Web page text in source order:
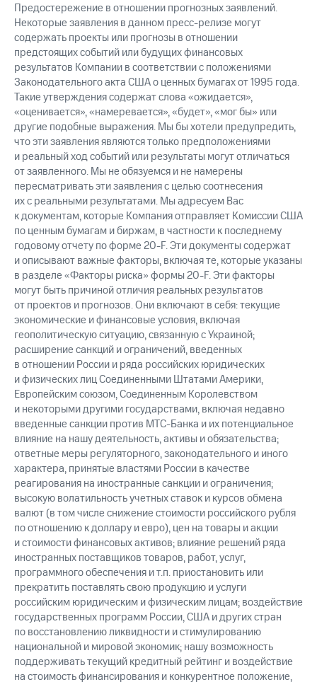
Предостережение в отношении прогнозных заявлений.
Некоторые заявления в данном пресс-релизе могут
содержать проекты или прогнозы в отношении
предстоящих событий или будущих финансовых
результатов Компании в соответствии с положениями
Законодательного акта США о ценных бумагах от 1995 года.
Такие утверждения содержат слова «ожидается»,
«оценивается», «намеревается», «будет», «мог бы» или
другие подобные выражения. Мы бы хотели предупредить,
что эти заявления являются только предположениями
и реальный ход событий или результаты могут отличаться
от заявленного. Мы не обязуемся и не намерены
пересматривать эти заявления с целью соотнесения
их с реальными результатами. Мы адресуем Вас
к документам, которые Компания отправляет Комиссии США
по ценным бумагам и биржам, в частности к последнему
годовому отчету по форме 20-F. Эти документы содержат
и описывают важные факторы, включая те, которые указаны
в разделе «Факторы риска» формы 20-F. Эти факторы
могут быть причиной отличия реальных результатов
от проектов и прогнозов. Они включают в себя: текущие
экономические и финансовые условия, включая
геополитическую ситуацию, связанную с Украиной;
расширение санкций и ограничений, введенных
в отношении России и ряда российских юридических
и физических лиц Соединенными Штатами Америки,
Европейским союзом, Соединенным Королевством
и некоторыми другими государствами, включая недавно
введенные санкции против МТС-Банка и их потенциальное
влияние на нашу деятельность, активы и обязательства;
ответные меры регуляторного, законодательного и иного
характера, принятые властями России в качестве
реагирования на иностранные санкции и ограничения;
высокую волатильность учетных ставок и курсов обмена
валют (в том числе снижение стоимости российского рубля
по отношению к доллару и евро), цен на товары и акции
и стоимости финансовых активов; влияние решений ряда
иностранных поставщиков товаров, работ, услуг,
программного обеспечения и т.п. приостановить или
прекратить поставлять свою продукцию и услуги
российским юридическим и физическим лицам; воздействие
государственных программ России, США и других стран
по восстановлению ликвидности и стимулированию
национальной и мировой экономик; нашу возможность
поддерживать текущий кредитный рейтинг и воздействие
на стоимость финансирования и конкурентное положение,